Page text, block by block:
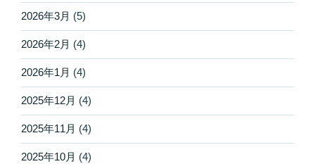
2026年3月 (5)
2026年2月 (4)
2026年1月 (4)
2025年12月 (4)
2025年11月 (4)
2025年10月 (4)